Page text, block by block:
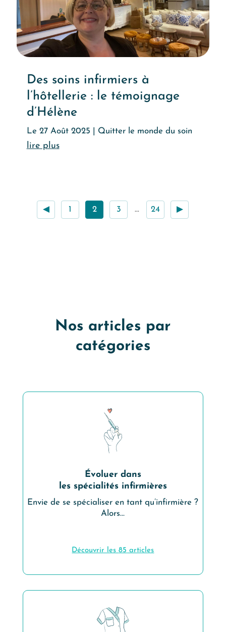
Des soins infirmiers à
l’hôtellerie : le témoignage
d’Hélène
Le 27 Août 2025 Quitter le monde du soin
Lire l'article
◀ 1 2 3 … 24 ▶
Nos articles par
catégories
Évoluer dans
les spécialités infirmières
Envie de se spécialiser en tant qu’infirmière ?
Alors…
Découvrir les85 articles